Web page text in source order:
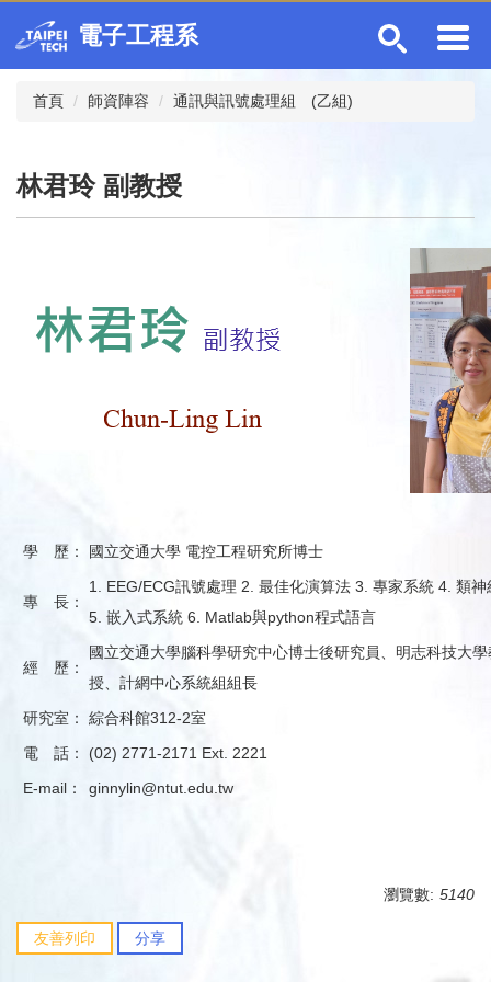
到
電子工程系
首頁 師資陣容 通訊與訊號處理組 (乙組)
林君玲 副教授
學 歷： 國立交通大學 電控工程研究所博士
專 長：
1. EEG/ECG訊號處理 2. 最佳化演算法 3. 專家系統 4. 類
5. 嵌入式系統 6. Matlab與python程式語言
經 歷：
國立交通大學腦科學研究中心博士後研究員、明志科技大
授、計網中心系統組組長
研究室：
綜合科館312-2室
電 話：
(02) 2771-2171 Ext. 2221
E-mail：
ginnylin@ntut.edu.tw
瀏覽數: 5140
友善列印 分享